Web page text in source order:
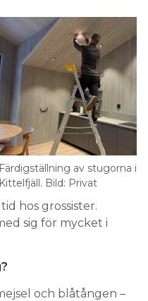
Färdigställning av stugorna i
Kittelfjäll. Bild: Privat
hos grossister.
sig för mycket i
och blåtången –